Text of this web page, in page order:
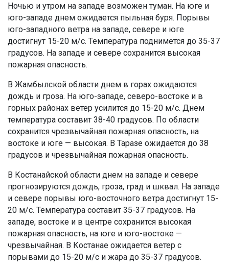
Ночью и утром на западе возможен туман. На юге и
юго-западе днем ожидается пыльная буря. Порывы
юго-западного ветра на западе, севере и юге
достигнут 15-20 м/с. Температура поднимется до 35-37
градусов. На западе и севере сохранится высокая
пожарная опасность.
В Жамбылской области днем в горах ожидаются
дождь и гроза. На юго-западе, северо-востоке и в
горных районах ветер усилится до 15-20 м/с. Днем
температура составит 38-40 градусов. По области
сохранится чрезвычайная пожарная опасность, на
востоке и юге — высокая. В Таразе ожидается до 38
градусов и чрезвычайная пожарная опасность.
В Костанайской области днем на западе и севере
прогнозируются дождь, гроза, град и шквал. На западе
и севере порывы юго-восточного ветра достигнут 15-
20 м/с. Температура составит 35-37 градусов. На
западе, востоке и в центре сохранится высокая
пожарная опасность, на юге и юго-востоке —
чрезвычайная. В Костанае ожидается ветер с
порывами до 15-20 м/с и жара до 35-37 градусов.